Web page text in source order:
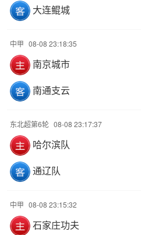
大连鲲城
中甲 08-08 23:18:35
南京城市
南通支云
东北超第6轮 08-08 23:17:37
哈尔滨队
通辽队
中甲 08-08 23:15:32
石家庄功夫